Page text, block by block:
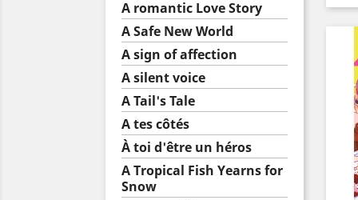
A romantic Love Story
A Safe New World
A sign of affection
A silent voice
A Tail's Tale
A tes côtés
À toi d'être un héros
A Tropical Fish Yearns for
Snow